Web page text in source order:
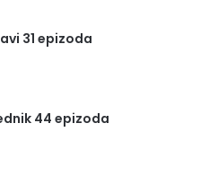
31 epizoda
44 epizoda